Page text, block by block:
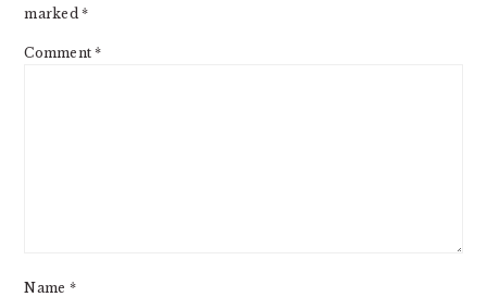
marked*
Comment*
Name *